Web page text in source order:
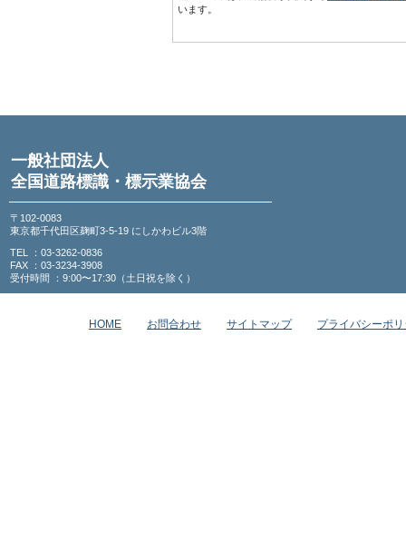
います。
一般社団法人
全国道路標識・標示業協会
〒102-0083
東京都千代田区麹町3-5-19 にしかわビル3階
TEL ：03-3262-0836
FAX ：03-3234-3908
受付時間 ：9:00〜17:30（土日祝を除く）
HOME お問合わせ サイトマップ プライバシーポ